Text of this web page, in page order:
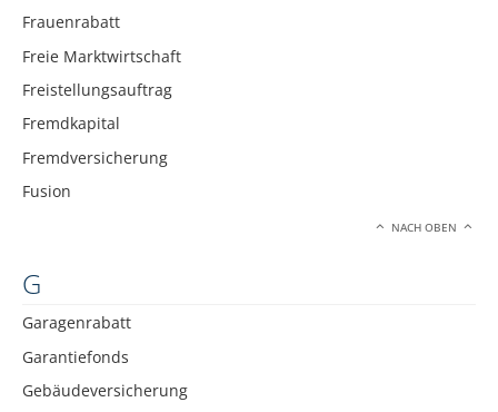
Frauenrabatt
Freie Marktwirtschaft
Freistellungsauftrag
Fremdkapital
Fremdversicherung
Fusion
NACH OBEN
G
Garagenrabatt
Garantiefonds
Gebäudeversicherung